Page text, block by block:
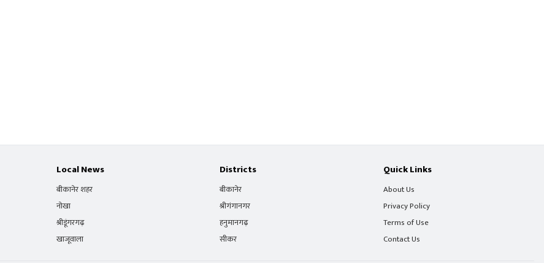
Local News
बीकानेर शहर
नोखा
श्रीडूंगरगढ़
खाजूवाला
Districts
बीकानेर
श्रीगंगानगर
हनुमानगढ़
सीकर
Quick Links
About Us
Privacy Policy
Terms of Use
Contact Us